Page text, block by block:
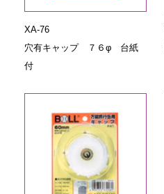
XA-76
穴有キャップ ７６φ 台紙
付